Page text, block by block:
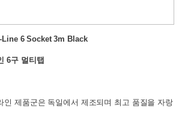
6 Socket 3m Black
6구 멀티탭
인 제품군은 독일에서 제조되며 최고 품질을 자랑